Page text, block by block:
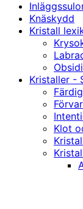
Knäskydd
Kristall
Kristaller -
Klot